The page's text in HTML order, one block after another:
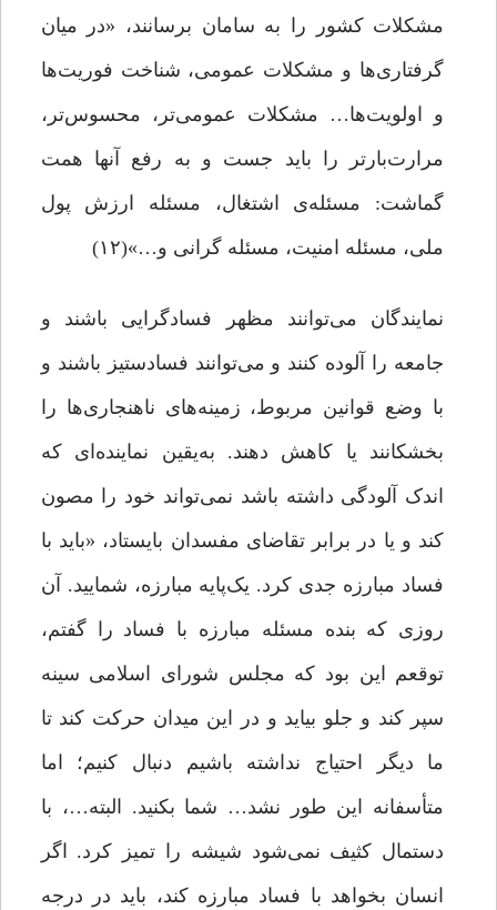
مشکلات کشور را به سامان برسانند، «در میان‌
گرفتاری‌ها و مشکلات‌ عمومی‌، شناخت‌ فوریت‌ها
و اولویت‌ها… مشکلات‌ عمومی‌تر، محسوس‌تر،
مرارت‌بارتر را باید جست‌ و به‌ رفع‌ آنها همت‌
گماشت‌: مسئله‌ی اشتغال‌، مسئله‌‌ ارزش‌ پول‌
ملی‌، مسئله‌ امنیت‌، مسئله‌ گرانی‌ و…»(۱۲)
نمایندگان می‌توانند مظهر فسادگرایی باشند و
جامعه را آلوده کنند و می‌توانند فسادستیز باشند و
با وضع قوانین مربوط، زمینه‌های ناهنجاری‌ها را
بخشکانند یا کاهش دهند. به‌یقین نماینده‌ای که
اندک آلودگی داشته باشد نمی‌تواند خود را مصون
کند و یا در برابر تقاضای مفسدان بایستاد، «باید با
فساد مبارزه‌ جدی کرد. یک‌پایه‌ مبارزه، شمایید. آن
روزی که بنده مسئله‌ مبارزه‌ با فساد را گفتم،
توقعم این بود که مجلس شورای اسلامی سینه
سپر کند و جلو بیاید و در این میدان حرکت کند تا
ما دیگر احتیاج نداشته باشیم دنبال کنیم؛ اما
متأسفانه این ‌طور نشد… شما بکنید. البته…، با
دستمال کثیف نمی‌شود شیشه را تمیز کرد. اگر
انسان بخواهد با فساد مبارزه کند، باید در درجه‌